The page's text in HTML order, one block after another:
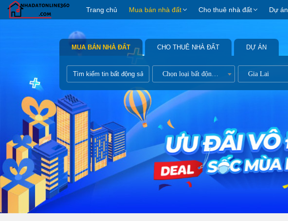
Trang chủ Mua bán nhà đất Cho thuê nhà đất Dự án
MUA BÁN NHÀ ĐẤT CHO THUÊ NHÀ ĐẤT DỰ ÁN
Chọn loại bất động sản Gia Lai